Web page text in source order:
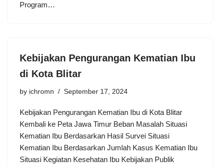
Program…
Kebijakan Pengurangan Kematian Ibu
di Kota Blitar
by ichromn September 17, 2024
Kebijakan Pengurangan Kematian Ibu di Kota Blitar
Kembali ke Peta Jawa Timur Beban Masalah Situasi
Kematian Ibu Berdasarkan Hasil Survei Situasi
Kematian Ibu Berdasarkan Jumlah Kasus Kematian Ibu
Situasi Kegiatan Kesehatan Ibu Kebijakan Publik